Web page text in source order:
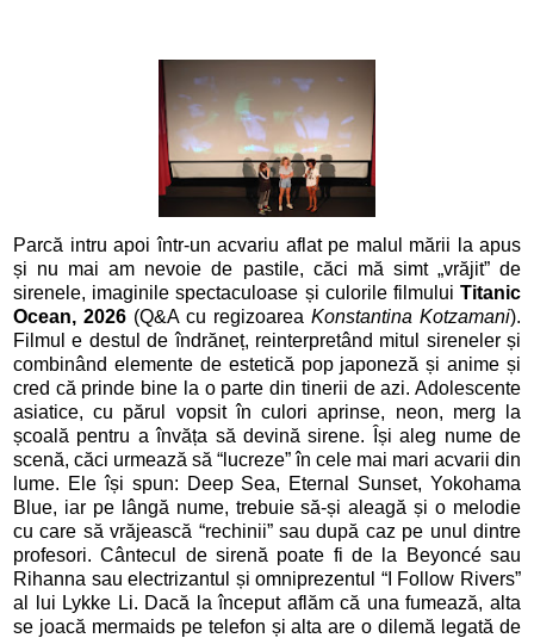
Parcă intru apoi într-un acvariu aflat pe malul mării la apus
și nu mai am nevoie de pastile, căci mă simt „vrăjit” de
sirenele, imaginile spectaculoase și culorile filmului Titanic
Ocean, 2026 (Q&A cu regizoarea Konstantina Kotzamani).
Filmul e destul de îndrăneț, reinterpretând mitul sireneler și
combinând elemente de estetică pop japoneză și anime și
cred că prinde bine la o parte din tinerii de azi. Adolescente
asiatice, cu părul vopsit în culori aprinse, neon, merg la
școală pentru a învăța să devină sirene. Își aleg nume de
scenă, căci urmează să “lucreze” în cele mai mari acvarii din
lume. Ele își spun: Deep Sea, Eternal Sunset, Yokohama
Blue, iar pe lângă nume, trebuie să-și aleagă și o melodie
cu care să vrăjească “rechinii” sau după caz pe unul dintre
profesori. Cântecul de sirenă poate fi de la Beyoncé sau
Rihanna sau electrizantul și omniprezentul “I Follow Rivers”
al lui Lykke Li. Dacă la început aflăm că una fumează, alta
se joacă mermaids pe telefon și alta are o dilemă legată de